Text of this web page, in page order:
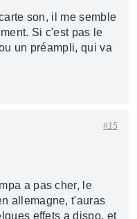
son, il me semble
Si c'est pas le
un préampli, qui va
#15
a pas cher, le
allemagne, t'auras
effets a dispo, et